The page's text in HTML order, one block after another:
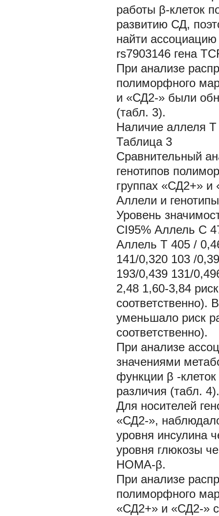
работы β-клеток
развитию СД,
найти
rs7903146 гена
При анализе
полиморфного
и «СД2-» были
(табл. 3).
Наличие аллеля T
Таблица 3
Сравнительный
генотипов
группах «СД2+» и
Аллели и
Уровень
CI95% Аллель С
Аллель Т 405 /
141/0,320 103 /
193/0,439 131/
2,48 1,60-3,84
соответственно).
уменьшало риск
соответственно).
При анализе
значениями
функции β -
различия (табл. 4).
Для носителей
«СД2-»,
уровня инсулина
уровня глюкозы
HOMA-β.
При анализе
полиморфного
«СД2+» и «СД2-»